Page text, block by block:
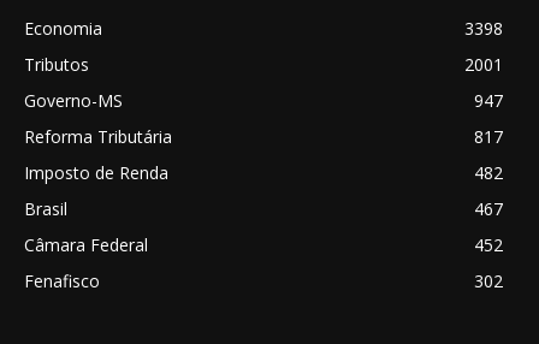
Economia
3398
Tributos
2001
Governo-MS
947
Reforma Tributária
817
Imposto de Renda
482
Brasil
467
Câmara Federal
452
Fenafisco
302